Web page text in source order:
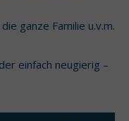
ganze Familie u.v.m.
einfach neugierig –